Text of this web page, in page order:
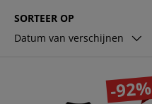
SORTEER OP
Datum van verschijnen
-92%